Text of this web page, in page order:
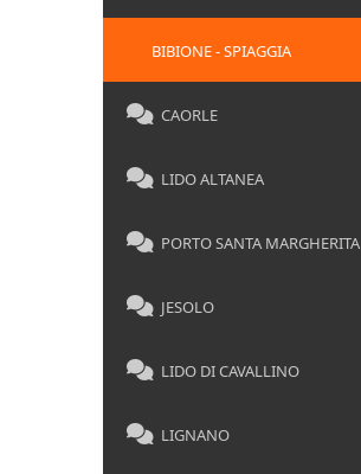
BIBIONE - SPIAGGIA
CAORLE
LIDO ALTANEA
PORTO SANTA MARGHERITA
JESOLO
LIDO DI CAVALLINO
LIGNANO